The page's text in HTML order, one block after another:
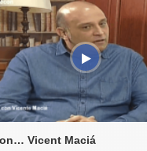
Vicent Maciá